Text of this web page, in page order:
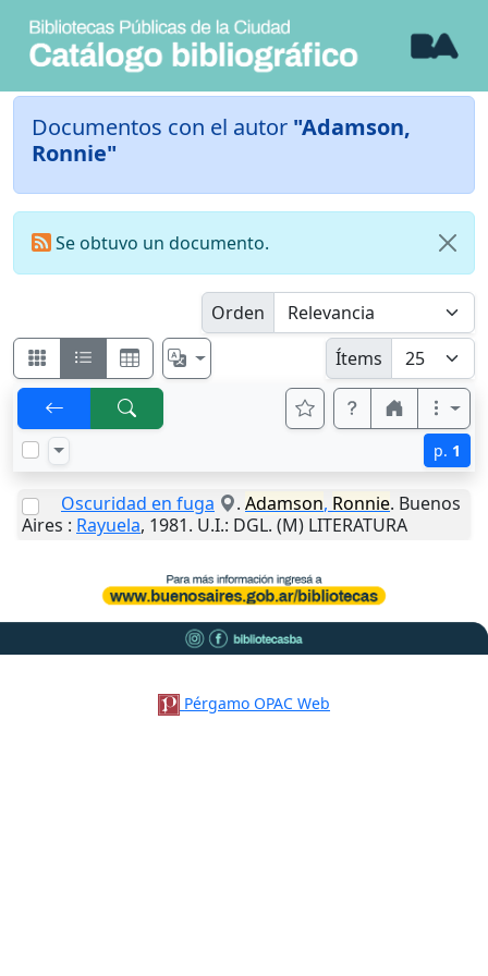
Documentos con el autor "Adamson,
Ronnie"
Se obtuvo un documento.
Orden
Ítems
p. 1
Oscuridad en fuga . Adamson, Ronnie. Buenos
Aires : Rayuela, 1981. U.I.: DGL. (M) LITERATURA
Pérgamo OPAC Web